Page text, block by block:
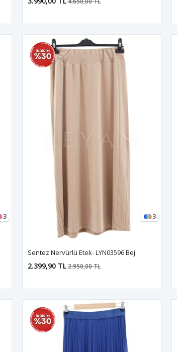
3 3
Sentez Nervürlü Etek- LYN03596 Bej
2.399,90 TL2.950,00 TL